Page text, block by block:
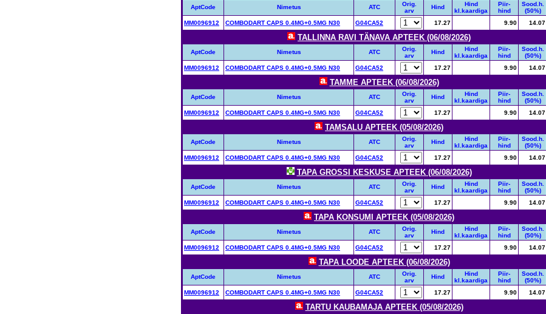
AptCode Nimetus ATC
Orig.
arv
Hind
Hind
kl.kaardiga
Piir-
hind
Sood.h.
(50%)
MM0096912
COMBODART CAPS 0.4MG+0.5MG N30 G04CA52 17.27 9.90 14.07
TALLINNA RAVI TÄNAVA APTEEK (06/08/2026)
AptCode Nimetus ATC
Orig.
arv
Hind
Hind
kl.kaardiga
Piir-
hind
Sood.h.
(50%)
MM0096912
COMBODART CAPS 0.4MG+0.5MG N30 G04CA52 17.27 9.90 14.07
TAMME APTEEK (06/08/2026)
AptCode Nimetus ATC
Orig.
arv
Hind
Hind
kl.kaardiga
Piir-
hind
Sood.h.
(50%)
MM0096912
COMBODART CAPS 0.4MG+0.5MG N30 G04CA52 17.27 9.90 14.07
TAMSALU APTEEK (05/08/2026)
AptCode Nimetus ATC
Orig.
arv
Hind
Hind
kl.kaardiga
Piir-
hind
Sood.h.
(50%)
MM0096912
COMBODART CAPS 0.4MG+0.5MG N30 G04CA52 17.27 9.90 14.07
TAPA GROSSI KESKUSE APTEEK (06/08/2026)
AptCode Nimetus ATC
Orig.
arv
Hind
Hind
kl.kaardiga
Piir-
hind
Sood.h.
(50%)
MM0096912
COMBODART CAPS 0.4MG+0.5MG N30 G04CA52 17.27 9.90 14.07
TAPA KONSUMI APTEEK (05/08/2026)
AptCode Nimetus ATC
Orig.
arv
Hind
Hind
kl.kaardiga
Piir-
hind
Sood.h.
(50%)
MM0096912
COMBODART CAPS 0.4MG+0.5MG N30 G04CA52 17.27 9.90 14.07
TAPA LOODE APTEEK (06/08/2026)
AptCode Nimetus ATC
Orig.
arv
Hind
Hind
kl.kaardiga
Piir-
hind
Sood.h.
(50%)
MM0096912
COMBODART CAPS 0.4MG+0.5MG N30 G04CA52 17.27 9.90 14.07
TARTU KAUBAMAJA APTEEK (05/08/2026)